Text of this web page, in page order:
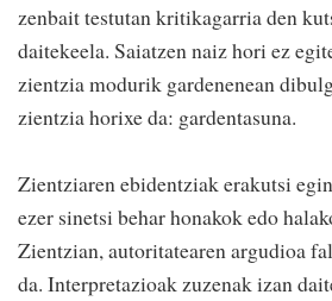
zenbait testutan kritikagarria den
daitekeela. Saiatzen naiz hori ez
zientzia modurik gardenenean
zientzia horixe da: gardentasuna.
Zientziaren ebidentziak erakutsi
ezer sinetsi behar honakok edo
Zientzian, autoritatearen argudioa
da. Interpretazioak zuzenak izan